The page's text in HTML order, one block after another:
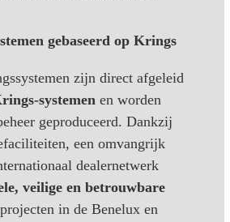
gebaseerd op Krings
zijn direct afgeleid
systemen en worden
geproduceerd. Dankzij
een omvangrijk
dealernetwerk
veilige en betrouwbare
in de Benelux en